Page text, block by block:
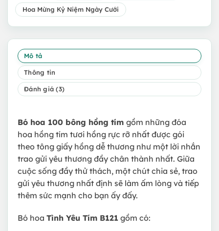
Hoa Mừng Kỷ Niệm Ngày Cưới
Mô tả
Thông tin
Đánh giá (3)
Bó hoa 100 bông hồng tím gồm những đóa
hoa hồng tím tươi hồng rực rỡ nhất được gói
theo tông giấy hồng dễ thương như một lời nhắn
trao gửi yêu thương đầy chân thành nhất. Giữa
cuộc sống đầy thử thách, một chút chia sẻ, trao
gửi yêu thương nhất định sẽ làm ấm lòng và tiếp
thêm sức mạnh cho bạn ấy đấy.
Bó hoa Tình Yêu Tím B121 gồm có: